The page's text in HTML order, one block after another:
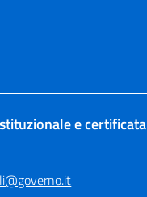
e certificata